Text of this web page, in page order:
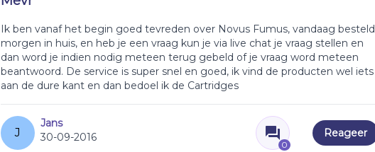
Ik ben vanaf het begin goed tevreden over Novus Fumus, vandaag besteld
morgen in huis, en heb je een vraag kun je via live chat je vraag stellen en
dan word je indien nodig meteen terug gebeld of je vraag word meteen
beantwoord. De service is super snel en goed, ik vind de producten wel iets
aan de dure kant en dan bedoel ik de Cartridges
J
Jans
30-09-2016
0
Reageer